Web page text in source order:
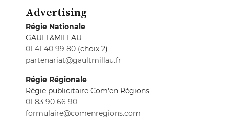
Advertising
Régie Nationale
GAULT&MILLAU
01 41 40 99 80 (choix 2)
partenariat@gaultmillau.fr
Régie Régionale
Régie publicitaire Com'en Régions
01 83 90 66 90
formulaire@comenregions.com